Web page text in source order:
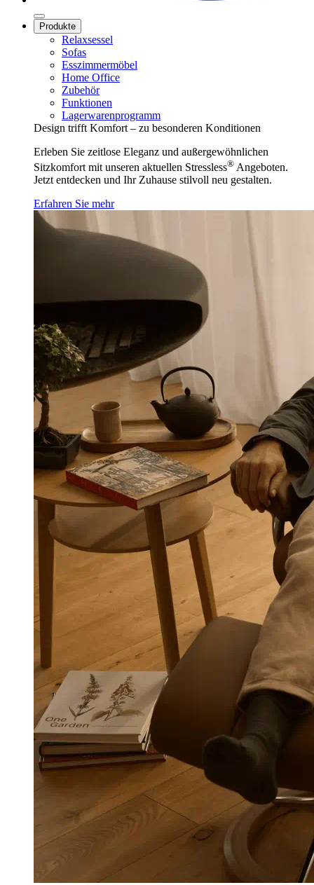
Produkte
Relaxsessel
Sofas
Esszimmermöbel
Home Office
Zubehör
Funktionen
Lagerwarenprogramm
Design trifft Komfort – zu besonderen Konditionen
Erleben Sie zeitlose Eleganz und außergewöhnlichen
Sitzkomfort mit unseren aktuellen Stressless® Angeboten.
Jetzt entdecken und Ihr Zuhause stilvoll neu gestalten.
Erfahren Sie mehr